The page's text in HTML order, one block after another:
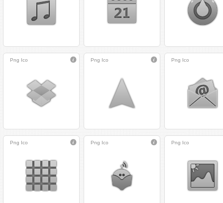
Png Ico Png Ico Png Ico
Png Ico Png Ico Png Ico